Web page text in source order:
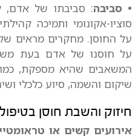
• סביבה: סביבתו של אדם,
סוציו-אקונומי ותמיכה
על החוסן. מחקרים מראים
על חוסנו של אדם בעת
המשאבים שהיא מספקת, כמו
שיקום והשמה, סיוע כלכלי
חיזוק והשבת חוסן בטיפול
אירועים קשים או